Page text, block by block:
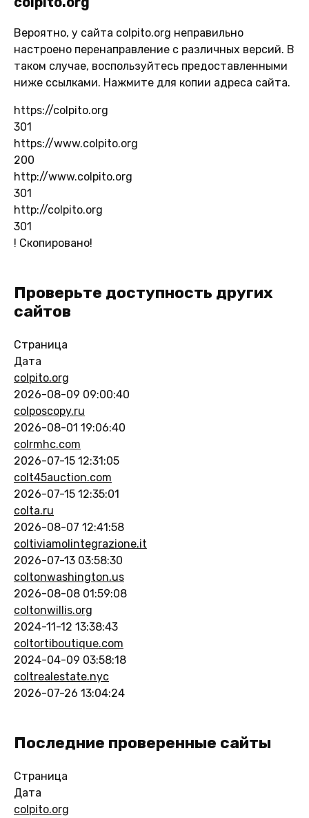
Вероятно, у сайта colpito.org неправильно
настроено перенаправление с различных версий. В
таком случае, воспользуйтесь предоставленными
ниже ссылками. Нажмите для копии адреса сайта.
https://colpito.org
301
https://www.colpito.org
200
http://www.colpito.org
301
http://colpito.org
301
! Скопировано!
Проверьте доступность других
сайтов
Страница
Дата
colpito.org
2026-08-09 09:00:40
colposcopy.ru
2026-08-01 19:06:40
colrmhc.com
2026-07-15 12:31:05
colt45auction.com
2026-07-15 12:35:01
colta.ru
2026-08-07 12:41:58
coltiviamolintegrazione.it
2026-07-13 03:58:30
coltonwashington.us
2026-08-08 01:59:08
coltonwillis.org
2024-11-12 13:38:43
coltortiboutique.com
2024-04-09 03:58:18
coltrealestate.nyc
2026-07-26 13:04:24
Последние проверенные сайты
Страница
Дата
colpito.org